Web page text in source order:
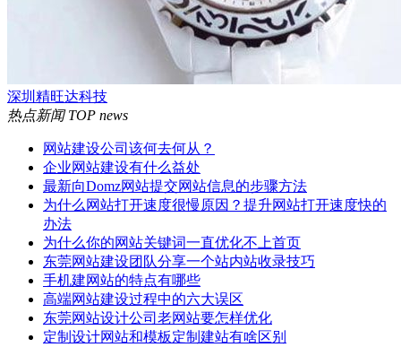
深圳精旺达科技
热点新闻TOP news
网站建设公司该何去何从？
企业网站建设有什么益处
最新向Domz网站提交网站信息的步骤方法
为什么网站打开速度很慢原因？提升网站打开速度快的
办法
为什么你的网站关键词一直优化不上首页
东莞网站建设团队分享一个站内站收录技巧
手机建网站的特点有哪些
高端网站建设过程中的六大误区
东莞网站设计公司老网站要怎样优化
定制设计网站和模板定制建站有啥区别